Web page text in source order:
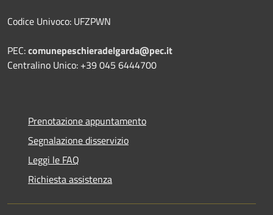
Codice Univoco: UFZPWN
PEC:comunepeschieradelgarda@pec.it
Centralino Unico: +39 045 6444700
Prenotazione appuntamento
Segnalazione disservizio
Leggi le FAQ
Richiesta assistenza